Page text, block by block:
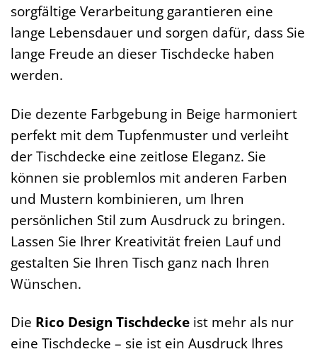
sorgfältige Verarbeitung garantieren eine
lange Lebensdauer und sorgen dafür, dass Sie
lange Freude an dieser Tischdecke haben
werden.
Die dezente Farbgebung in Beige harmoniert
perfekt mit dem Tupfenmuster und verleiht
der Tischdecke eine zeitlose Eleganz. Sie
können sie problemlos mit anderen Farben
und Mustern kombinieren, um Ihren
persönlichen Stil zum Ausdruck zu bringen.
Lassen Sie Ihrer Kreativität freien Lauf und
gestalten Sie Ihren Tisch ganz nach Ihren
Wünschen.
Die Rico Design Tischdecke ist mehr als nur
eine Tischdecke – sie ist ein Ausdruck Ihres